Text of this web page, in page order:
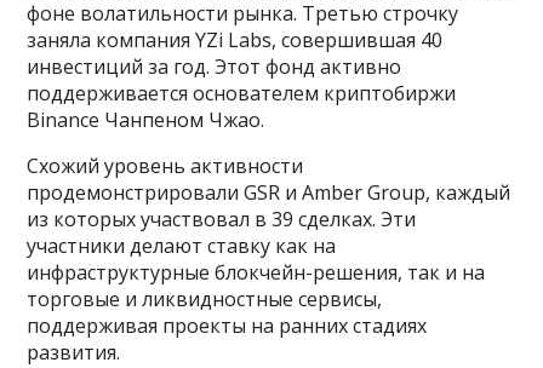
фоне волатильности рынка. Третью строчку
заняла компания YZi Labs, совершившая 40
инвестиций за год. Этот фонд активно
поддерживается основателем криптобиржи
Binance Чанпеном Чжао.
Схожий уровень активности
продемонстрировали GSR и Amber Group, каждый
из которых участвовал в 39 сделках. Эти
участники делают ставку как на
инфраструктурные блокчейн-решения, так и на
торговые и ликвидностные сервисы,
поддерживая проекты на ранних стадиях
развития.